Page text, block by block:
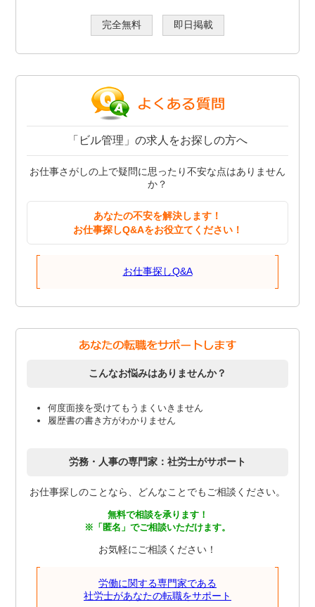
完全無料 即日掲載
「ビル管理」の求人をお探しの方へ
お仕事さがしの上で疑問に思ったり不安な点はありません
か？
あなたの不安を解決します！
お仕事探しQ&Aをお役立てください！
お仕事探しQ&A
こんなお悩みはありませんか？
何度面接を受けてもうまくいきません
履歴書の書き方がわかりません
労務・人事の専門家：社労士がサポート
お仕事探しのことなら、どんなことでもご相談ください。
無料で相談を承ります！
※「匿名」でご相談いただけます。
お気軽にご相談ください！
労働に関する専門家である
社労士があなたの転職をサポート